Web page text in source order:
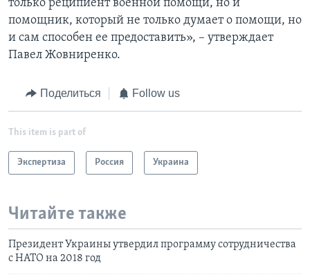
только реципиент военной помощи, но и
помощник, который не только думает о помощи, но
и сам способен ее предоставить», – утверждает
Павел Жовниренко.
Поделиться Follow us
This item is part of
Экспертиза Россия Украина
Читайте также
Президент Украины утвердил программу сотрудничества
с НАТО на 2018 год